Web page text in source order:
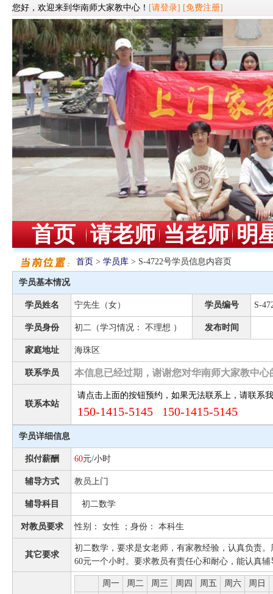
您好，欢迎来到华南师大家教中心！ [请登录] [免费注册]
首页 请老师 当老师 明
首页 > 学员库 > S-4722号学员信息内容页
学员基本情况
学员姓名 宁先生（女） 学员编号 S-
学员身份 初二（学习情况： 不理想 ） 发布时间
家庭地址 海珠区
联系学员 本信息已经过期，谢谢您对华南师大家教中心
联系本站
请点击上面的按钮预约，如果无法联系上，请联系
150-1415-5145 150-1415-5145
学员详细信息
拟付薪酬 60元/小时
辅导方式 教员上门
辅导科目 初二数学
对教员要求 性别： 女性 ；身份： 本科生
其它要求
初二数学，要求是女老师，有家教经验，认真负责
60元一个小时。要求教员有责任心和耐心，能认真
周一 周二 周三 周四 周五 周六 周日